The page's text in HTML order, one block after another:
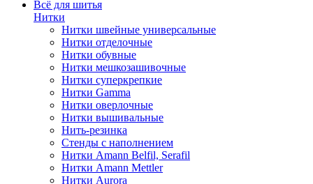
Всё для шитья
Нитки
Нитки швейные универсальные
Нитки отделочные
Нитки обувные
Нитки мешкозашивочные
Нитки суперкрепкие
Нитки Gamma
Нитки оверлочные
Нитки вышивальные
Нить-резинка
Стенды с наполнением
Нитки Amann Belfil, Serafil
Нитки Amann Mettler
Нитки Aurora